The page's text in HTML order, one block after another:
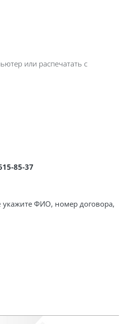
или распечатать с
85-37
укажите ФИО, номер договора,